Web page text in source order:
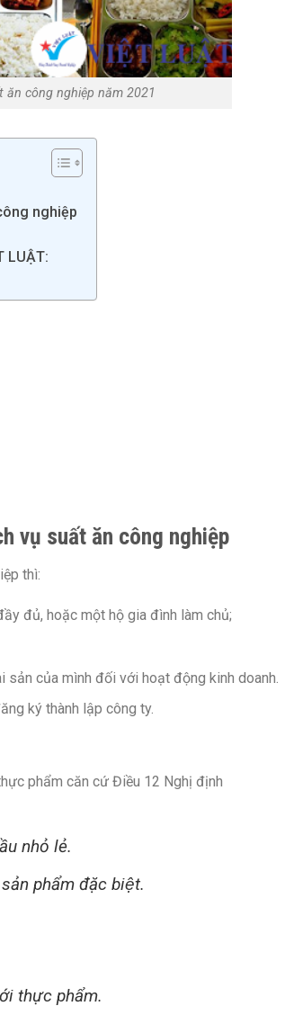
công nghiệp năm 2021
nghiệp
LUẬT:
vụ suất ăn công nghiệp
thì:
đủ, hoặc một hộ gia đình làm chủ;
của mình đối với hoạt động kinh doanh.
ký thành lập công ty.
phẩm căn cứ Điều 12 Nghị định
nhỏ lẻ.
phẩm đặc biệt.
thực phẩm.